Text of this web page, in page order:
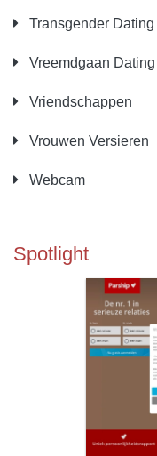
Transgender Dating
Vreemdgaan Dating
Vriendschappen
Vrouwen Versieren
Webcam
Spotlight